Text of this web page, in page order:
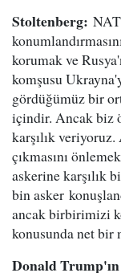
Stoltenberg:
korumak ve
komşusu
gördüğümüz bir
içindir. Ancak biz
karşılık
çıkmasını
askerine karşılık
bin asker
ancak birbirimizi
konusunda net bir
Donald